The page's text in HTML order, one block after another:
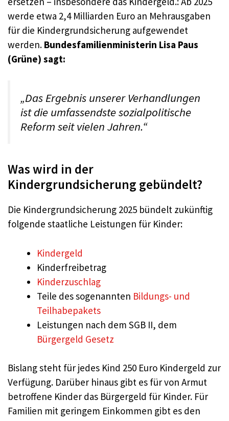
werde etwa 2,4 Milliarden Euro an Mehrausgaben
für die Kindergrundsicherung aufgewendet
werden. Bundesfamilienministerin Lisa Paus
(Grüne) sagt:
„Das Ergebnis unserer Verhandlungen
ist die umfassendste sozialpolitische
Reform seit vielen Jahren.“
Was wird in der
Kindergrundsicherung gebündelt?
Die Kindergrundsicherung 2025 bündelt zukünftig
folgende staatliche Leistungen für Kinder:
Kindergeld
Kinderfreibetrag
Kinderzuschlag
Teile des sogenannten Bildungs- und
Teilhabepakets
Leistungen nach dem SGB II, dem
Bürgergeld Gesetz
Bislang steht für jedes Kind 250 Euro Kindergeld zur
Verfügung. Darüber hinaus gibt es für von Armut
betroffene Kinder das Bürgergeld für Kinder. Für
Familien mit geringem Einkommen gibt es den